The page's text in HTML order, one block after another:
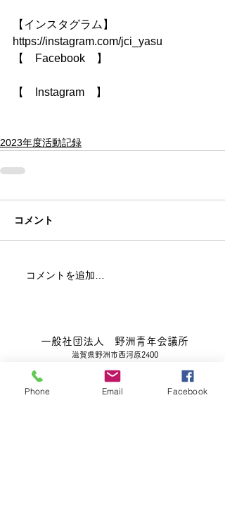
【インスタグラム】
https://instagram.com/jci_yasu
【　Facebook　】
【　Instagram　】
2023年度活動記録
コメント
コメントを追加…
一般社団法人 野洲青年会議所
滋賀県野洲市西河原2400
077-589-3156
Phone Email Facebook